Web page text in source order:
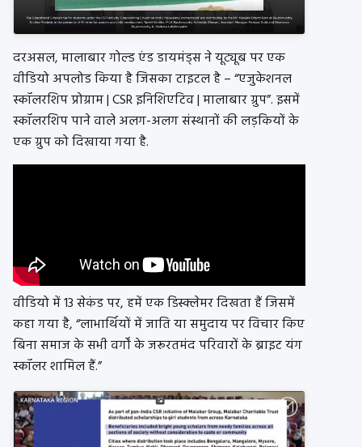
दरअसल, मालाबार गोल्ड एंड डायमंड्स ने यूट्यूब पर एक
वीडियो अपलोड किया है जिसका टाइटल है – “एजुकेशनल
स्कॉलरशिप प्रोग्राम | CSR इनिशिएटिव | मालाबार ग्रुप”. इसमें
स्कॉलरशिप पाने वाले अलग-अलग संस्थानों की लड़कियों के
एक ग्रुप को दिखाया गया है.
वीडियो में 13 सेकंड पर, हमें एक डिस्क्लेमर दिखता हैं जिसमें
कहा गया है, “लाभार्थियों में जाति या समुदाय पर विचार किए
बिना समाज के सभी वर्गों के जरूरतमंद परिवारों के ब्राइट यंग
स्कॉलर शामिल हैं.”